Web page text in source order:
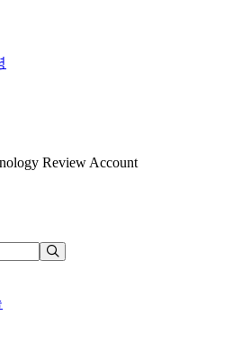
Review Account